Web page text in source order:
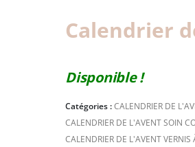
Calendrier
Disponible !
Catégories :CALENDRIER DE
CALENDRIER DE L'AVENT SOIN
CALENDRIER DE L'AVENT VERNIS